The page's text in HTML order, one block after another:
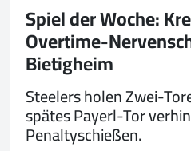
Spiel der Woche:
Overtime-
Bietigheim
Steelers holen Zwei-
spätes Payerl-Tor
Penaltyschießen.